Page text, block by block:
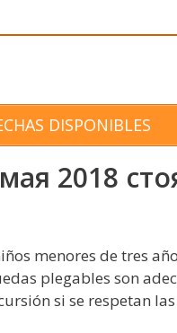
DISPONIBLES
2018
menores de tres
plegables son
si se respetan